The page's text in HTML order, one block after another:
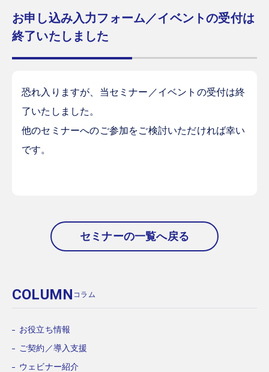
お申し込み入力フォーム／イベントの受付は
終了いたしました
恐れ入りますが、当セミナー／イベントの受付は終
了いたしました。
他のセミナーへのご参加をご検討いただければ幸い
です。
セミナーの一覧へ戻る
COLUMN コラム
お役立ち情報
ご契約／導入支援
ウェビナー紹介